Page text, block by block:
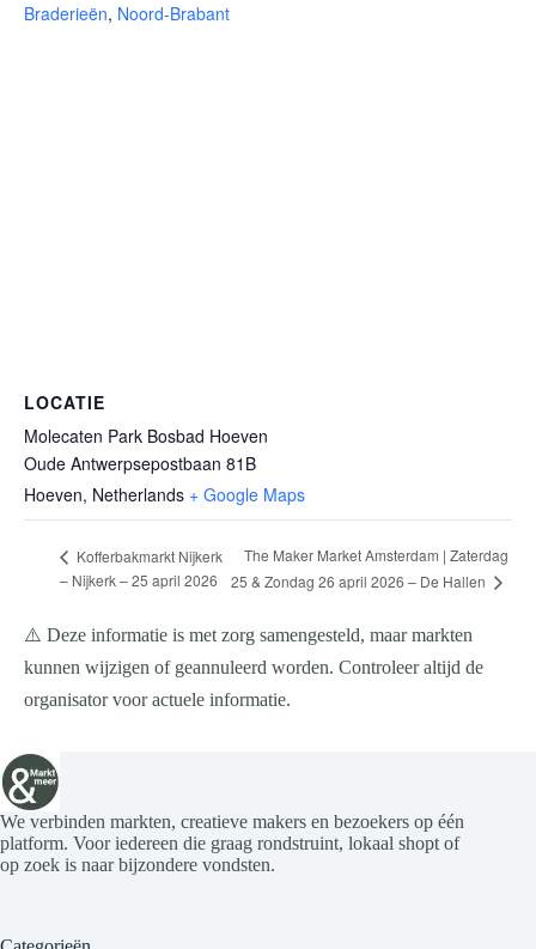
Braderieën, Noord-Brabant
LOCATIE
Molecaten Park Bosbad Hoeven
Oude Antwerpsepostbaan 81B
Hoeven, Netherlands + Google Maps
Kofferbakmarkt Nijkerk
– Nijkerk – 25 april 2026
The Maker Market Amsterdam | Zaterdag
25 & Zondag 26 april 2026 – De Hallen
⚠️ Deze informatie is met zorg samengesteld, maar markten
kunnen wijzigen of geannuleerd worden. Controleer altijd de
organisator voor actuele informatie.
We verbinden markten, creatieve makers en bezoekers op één
platform. Voor iedereen die graag rondstruint, lokaal shopt of
op zoek is naar bijzondere vondsten.